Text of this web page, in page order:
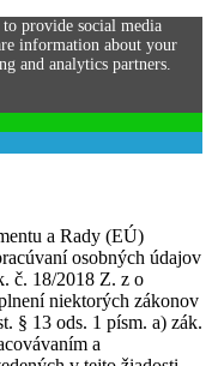
to provide social media
information about your
and analytics partners.
a Rady (EÚ)
osobných údajov
č. 18/2018 Z. z o
niektorých zákonov
§ 13 ods. 1 písm. a) zák.
a